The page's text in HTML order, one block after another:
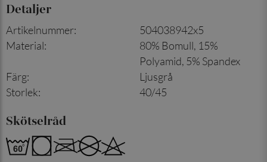
Detaljer
Artikelnummer:
504038942x5
Material:
80% Bomull, 15%
Polyamid, 5% Spandex
Färg:
Ljusgrå
Storlek: 40/45
Skötselråd